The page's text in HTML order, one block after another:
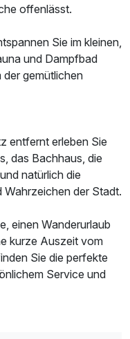
offenlässt.
Sie im kleinen,
und Dampfbad
der gemütlichen
entfernt erleben Sie
das Bachhaus, die
natürlich die
Wahrzeichen der Stadt.
einen Wanderurlaub
kurze Auszeit vom
Sie die perfekte
Service und